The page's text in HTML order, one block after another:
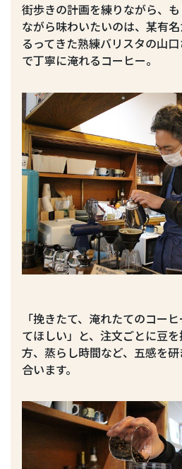
街歩きの計画を練りながら、
ながら味わいたいのは、某有
るってきた熟練バリスタの山
で丁寧に淹れるコーヒー。
「挽きたて、淹れたてのコー
てほしい」と、注文ごとに豆
方、蒸らし時間など、五感を
合います。